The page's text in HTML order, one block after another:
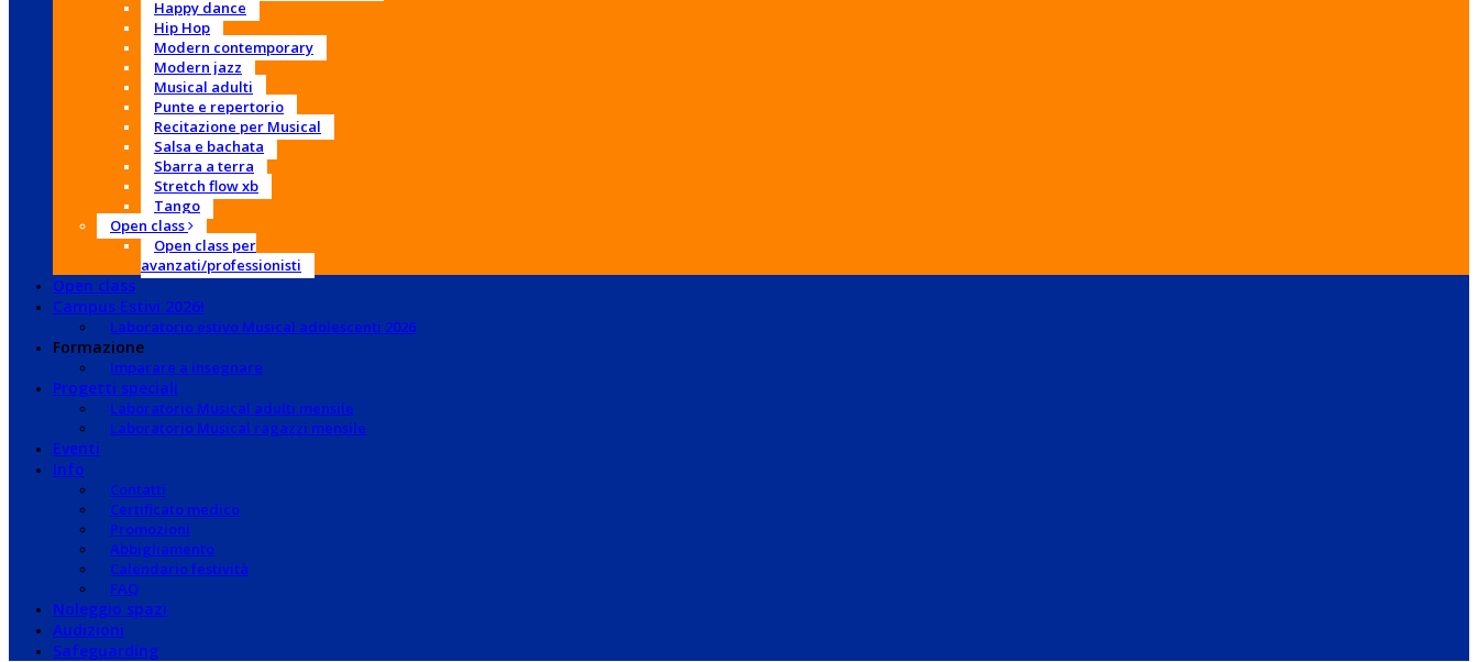
Happy dance
Hip Hop
Modern contemporary
Modern jazz
Musical adulti
Punte e repertorio
Recitazione per Musical
Salsa e bachata
Sbarra a terra
Stretch flow xb
Tango
Open class
Open class per
avanzati/professionisti
Open class
Campus Estivi 2026!
Laboratorio estivo Musical adolescenti 2026
Formazione
Imparare a insegnare
Progetti speciali
Laboratorio Musical adulti mensile
Laboratorio Musical ragazzi mensile
Eventi
Info
Contatti
Certificato medico
Promozioni
Abbigliamento
Calendario festività
FAQ
Noleggio spazi
Audizioni
Safeguarding